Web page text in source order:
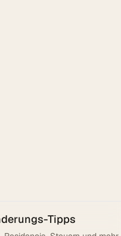
Tipps